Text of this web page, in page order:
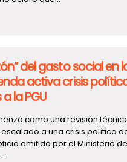
del gasto social en
activa crisis
la PGU
como una revisión
a una crisis política
emitido por el Ministerio